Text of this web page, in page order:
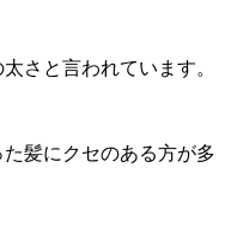
さと言われています。
髪にクセのある方が多